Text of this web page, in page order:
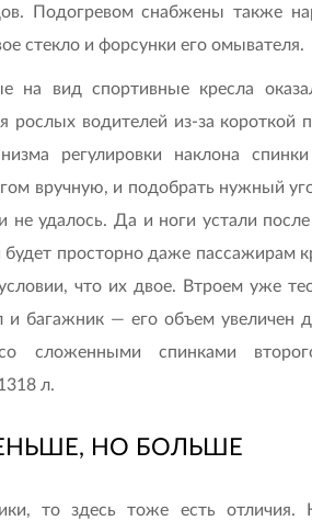
Подогревом снабжены также
стекло и форсунки его омывателя.
на вид спортивные кресла
рослых водителей из-за короткой
регулировки наклона
вручную, и подобрать нужный
не удалось. Да и ноги устали
будет просторно даже пассажирам
что их двое. Втроем уже
и багажник — его объем увеличен
сложенными спинками
л.
НО БОЛЬШЕ
то здесь тоже есть отличия.